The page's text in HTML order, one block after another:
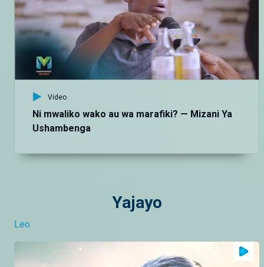
Video
Ni mwaliko wako au wa marafiki? — Mizani Ya
Ushambenga
Yajayo
Leo